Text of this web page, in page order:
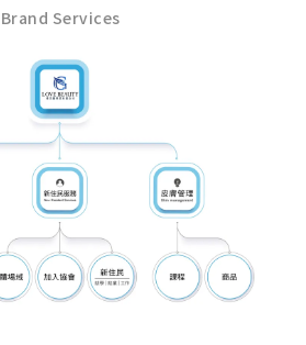
Brand Services